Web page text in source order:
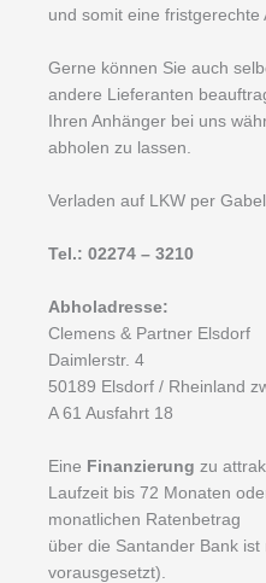
und somit eine
Gerne können Sie auch
andere Lieferanten
Ihren Anhänger bei uns
abholen zu lassen.
Verladen auf LKW per
Tel.: 02274 – 3210
Abholadresse:
Clemens & Partner Elsdorf
Daimlerstr. 4
50189 Elsdorf / Rheinland
A 61 Ausfahrt 18
Eine Finanzierung zu
Laufzeit bis 72 Monaten
monatlichen Ratenbetrag
über die Santander Bank
vorausgesetzt).